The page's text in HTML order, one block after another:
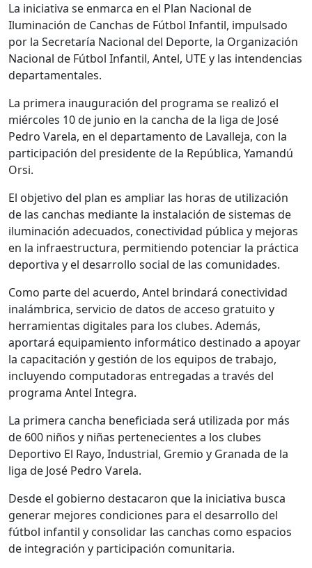
La iniciativa se enmarca en el Plan Nacional de
Iluminación de Canchas de Fútbol Infantil, impulsado
por la Secretaría Nacional del Deporte, la Organización
Nacional de Fútbol Infantil, Antel, UTE y las intendencias
departamentales.
La primera inauguración del programa se realizó el
miércoles 10 de junio en la cancha de la liga de José
Pedro Varela, en el departamento de Lavalleja, con la
participación del presidente de la República, Yamandú
Orsi.
El objetivo del plan es ampliar las horas de utilización
de las canchas mediante la instalación de sistemas de
iluminación adecuados, conectividad pública y mejoras
en la infraestructura, permitiendo potenciar la práctica
deportiva y el desarrollo social de las comunidades.
Como parte del acuerdo, Antel brindará conectividad
inalámbrica, servicio de datos de acceso gratuito y
herramientas digitales para los clubes. Además,
aportará equipamiento informático destinado a apoyar
la capacitación y gestión de los equipos de trabajo,
incluyendo computadoras entregadas a través del
programa Antel Integra.
La primera cancha beneficiada será utilizada por más
de 600 niños y niñas pertenecientes a los clubes
Deportivo El Rayo, Industrial, Gremio y Granada de la
liga de José Pedro Varela.
Desde el gobierno destacaron que la iniciativa busca
generar mejores condiciones para el desarrollo del
fútbol infantil y consolidar las canchas como espacios
de integración y participación comunitaria.